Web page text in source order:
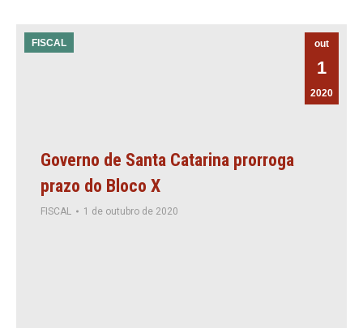
out
1
2020
FISCAL
Governo de Santa Catarina prorroga
prazo do Bloco X
FISCAL 1 de outubro de 2020